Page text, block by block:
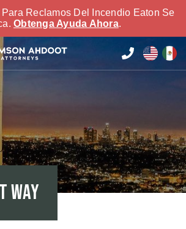
Reclamos Del Incendio Eaton Se
Obtenga Ayuda Ahora.
Way